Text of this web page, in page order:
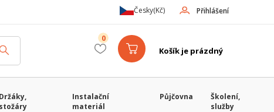
Přihlášení
Česky(Kč)
Košík je prázdný
0
Držáky,
stožáry
Instalační
materiál
Půjčovna
Školení,
služby